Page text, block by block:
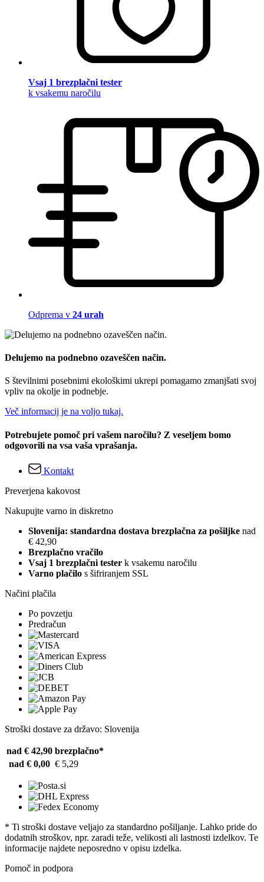
Vsaj 1 brezplačni tester
k vsakemu naročilu
Odprema v 24 urah
Delujemo na podnebno ozaveščen način.
S številnimi posebnimi ekološkimi ukrepi pomagamo zmanjšati svoj
vpliv na okolje in podnebje.
Več informacij je na voljo tukaj.
Potrebujete pomoč pri vašem naročilu? Z veseljem bomo
odgovorili na vsa vaša vprašanja.
Kontakt
Preverjena kakovost
Nakupujte varno in diskretno
Slovenija: standardna dostava brezplačna za pošiljke nad
€ 42,90
Brezplačno vračilo
Vsaj 1 brezplačni tester k vsakemu naročilu
Varno plačilo s šifriranjem SSL
Načini plačila
Po povzetju
Predračun
Stroški dostave za državo: Slovenija
nad € 42,90 brezplačno*
nad € 0,00 € 5,29
* Ti stroški dostave veljajo za standardno pošiljanje. Lahko pride do
dodatnih stroškov, npr. zaradi teže, velikosti ali lastnosti izdelkov. Te
informacije najdete neposredno v opisu izdelka.
Pomoč in podpora